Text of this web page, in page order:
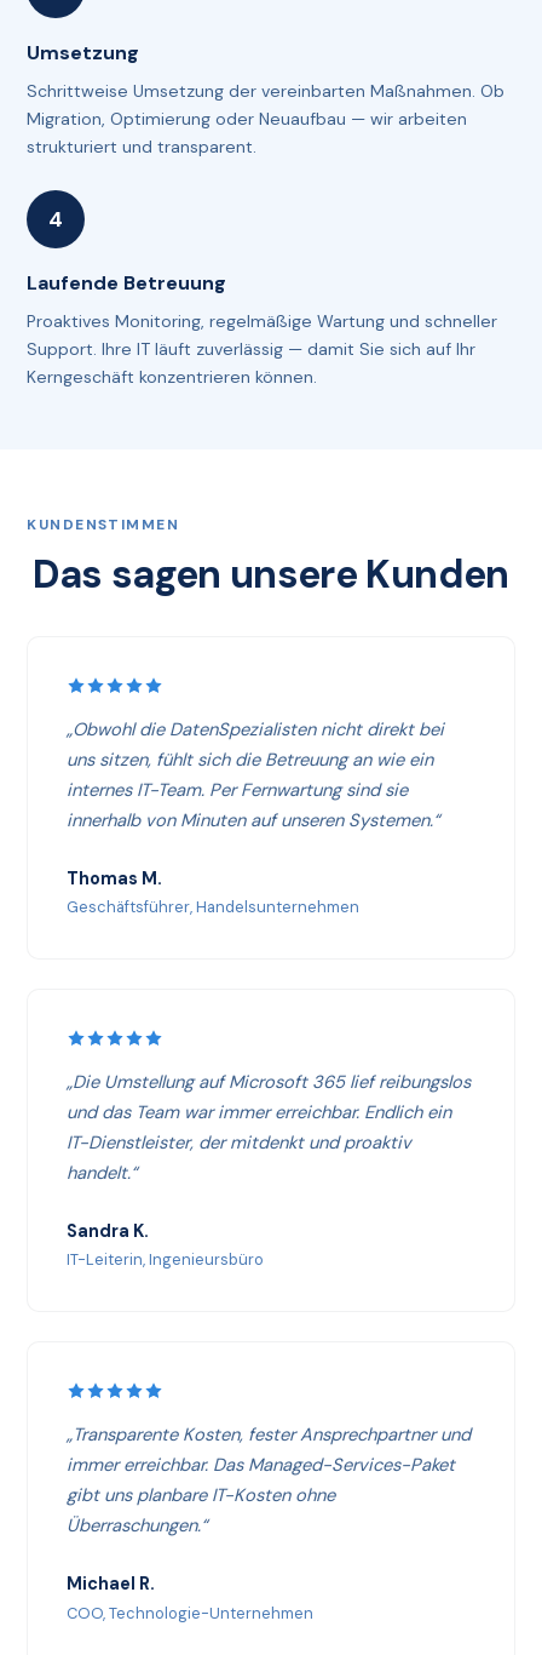
Umsetzung
Schrittweise Umsetzung der vereinbarten Maßnahmen. Ob
Migration, Optimierung oder Neuaufbau — wir arbeiten
strukturiert und transparent.
Laufende Betreuung
Proaktives Monitoring, regelmäßige Wartung und schneller
Support. Ihre IT läuft zuverlässig — damit Sie sich auf Ihr
Kerngeschäft konzentrieren können.
KUNDENSTIMMEN
Das sagen unsere Kunden
„Obwohl die DatenSpezialisten nicht direkt bei
uns sitzen, fühlt sich die Betreuung an wie ein
internes IT-Team. Per Fernwartung sind sie
innerhalb von Minuten auf unseren Systemen.“
Thomas M.
Geschäftsführer, Handelsunternehmen
„Die Umstellung auf Microsoft 365 lief reibungslos
und das Team war immer erreichbar. Endlich ein
IT-Dienstleister, der mitdenkt und proaktiv
handelt.“
Sandra K.
IT-Leiterin, Ingenieursbüro
„Transparente Kosten, fester Ansprechpartner und
immer erreichbar. Das Managed-Services-Paket
gibt uns planbare IT-Kosten ohne
Überraschungen.“
Michael R.
COO, Technologie-Unternehmen